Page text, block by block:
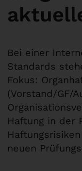
Bei einer
Standards
Fokus:
(Vorstand/GF/
Haftung in der
neuen